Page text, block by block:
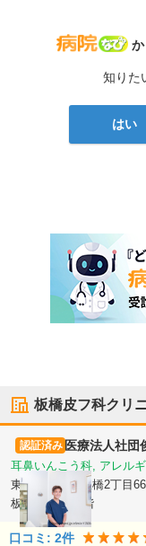
病
知りた
はい
板橋皮フ科クリ
認証済み 医療法人社団
耳鼻いんこう科, アレル
東京都板橋区
板橋2丁目
板橋266ビル2階
口コミ: 2件